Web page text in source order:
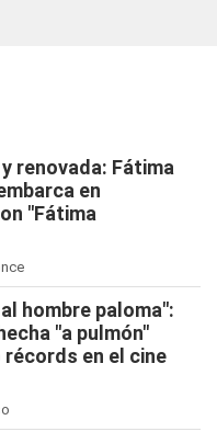
renovada: Fátima
en
"Fátima
hombre paloma":
"a pulmón"
récords en el cine